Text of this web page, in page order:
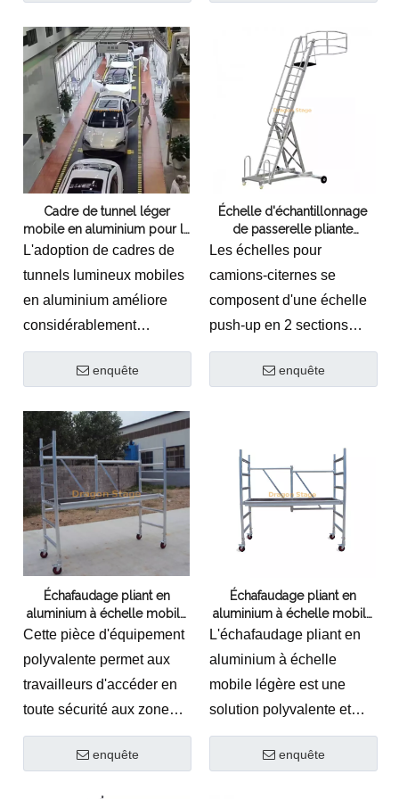
combinaison de durabilité,
de conception légère et
de propriétés de
dissipation thermique
garantit des performances
fiables, permettant aux
travailleurs d'effectuer des
tâches avec précision et
en toute sécurité.
Cadre de tunnel léger
mobile en aluminium pour la
réparation de voitures
L'adoption de cadres de
tunnels lumineux mobiles
en aluminium améliore
considérablement
l'efficacité et la précision
des opérations de
offrant un environnement
de travail bien éclairé et
accessible, ces cadres
améliorent la qualité du
travail, réduisent le temps
de réparation et
contribuent aux
économies globales.Cet
outil innovant représente
tout atelier de réparation
automobile moderne.
enquête
Échelle d'échantillonnage
de passerelle pliante
rétractable de plate-forme
chargement et de
déchargement de camion-
citerne Mobile
Les échelles pour
camions-citernes se
composent d'une échelle
push-up en 2 sections
(charge maximale 150 kg)
réglable en hauteur avec
et une main courante
double face.
enquête
Échafaudage pliant en
aluminium à échelle mobile
mobile
Cette pièce d'équipement
polyvalente permet aux
travailleurs d'accéder en
toute sécurité aux zones
surélevées tout en offrant
stabilité et soutien.La
enquête
Échafaudage pliant en
aluminium à échelle mobile
légère
L'échafaudage pliant en
aluminium à échelle
mobile légère est une
solution polyvalente et
pratique pour diverses
tâches de construction et
enquête